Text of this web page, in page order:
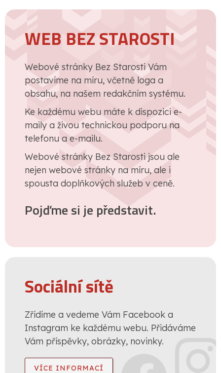
WEB BEZ STAROSTI
Webové stránky Bez Starosti Vám
postavíme na míru, včetně loga a
obsahu, na našem redakčním systému.
Ke každému webu máte k dispozici e-
maily a živou technickou podporu na
telefonu a e-mailu.
Webové stránky Bez Starosti jsou ale
nejen webové stránky na míru, ale i
spousta doplňkových služeb v ceně.
Pojďme si je představit.
Sociální sítě
Zřídíme a vedeme Vám Facebook a
Instagram ke každému webu. Přidáváme
Vám příspěvky, obrázky, novinky.
VÍCE INFORMACÍ